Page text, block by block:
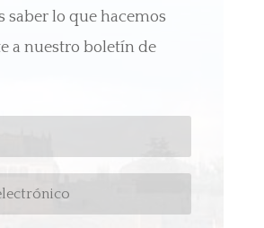
saber lo que hacemos
a nuestro boletín de